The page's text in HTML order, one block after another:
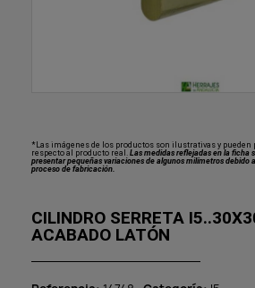
*Las imágenes de los productos son ilustrativas y
respecto al producto real. Las medidas reflejadas en la ficha
presentar pequeñas variaciones de algunos milímetros debido
proceso de fabricación.
CILINDRO SERRETA
ACABADO LATÓN